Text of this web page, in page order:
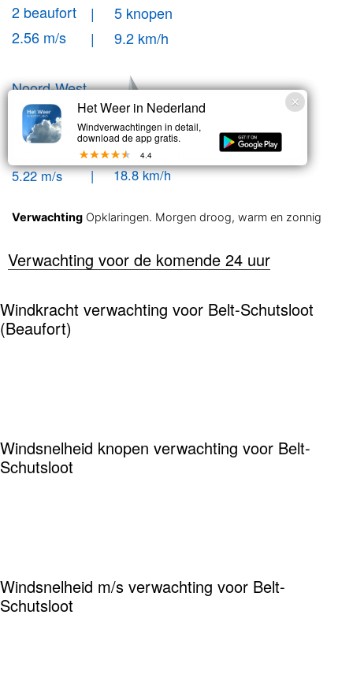
2 beaufort
| 5 knopen
2.56 m/s
| 9.2 km/h
Noord-West
Windstoten
| 10.1 knopen
5.22 m/s
| 18.8 km/h
Verwachting Opklaringen. Morgen droog, warm en zonnig
Verwachting voor de komende 24 uur
Windkracht verwachting voor Belt-Schutsloot
(Beaufort)
Windsnelheid knopen verwachting voor Belt-
Schutsloot
Windsnelheid m/s verwachting voor Belt-
Schutsloot
Het Weer in Nederland
Windverwachtingen in detail,
download de app gratis.
4.4